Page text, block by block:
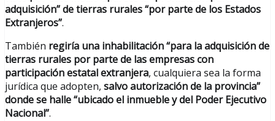
adquisición” de tierras rurales “por parte de los Estados
Extranjeros”.
También regiría una inhabilitación “para la adquisición de
tierras rurales por parte de las empresas con
participación estatal extranjera, cualquiera sea la forma
jurídica que adopten, salvo autorización de la provincia”
donde se halle “ubicado el inmueble y del Poder Ejecutivo
Nacional”.